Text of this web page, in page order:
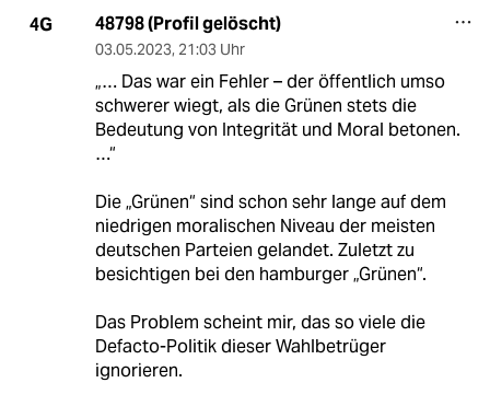
4G 48798 (Profil gelöscht)
03.05.2023, 21:03 Uhr
„… Das war ein Fehler – der öffentlich umso
schwerer wiegt, als die Grünen stets die
Bedeutung von Integrität und Moral betonen.
…“
Die „Grünen“ sind schon sehr lange auf dem
niedrigen moralischen Niveau der meisten
deutschen Parteien gelandet. Zuletzt zu
besichtigen bei den hamburger „Grünen“.
Das Problem scheint mir, das so viele die
Defacto-Politik dieser Wahlbetrüger
ignorieren.